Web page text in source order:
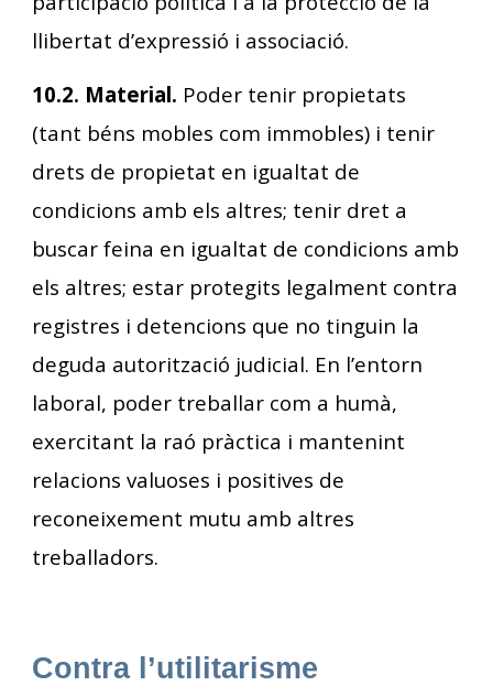
llibertat d’expressió i associació.
10.2. Material. Poder tenir propietats
(tant béns mobles com immobles) i tenir
drets de propietat en igualtat de
condicions amb els altres; tenir dret a
buscar feina en igualtat de condicions amb
els altres; estar protegits legalment contra
registres i detencions que no tinguin la
deguda autorització judicial. En l’entorn
laboral, poder treballar com a humà,
exercitant la raó pràctica i mantenint
relacions valuoses i positives de
reconeixement mutu amb altres
treballadors.
Contra l’utilitarisme